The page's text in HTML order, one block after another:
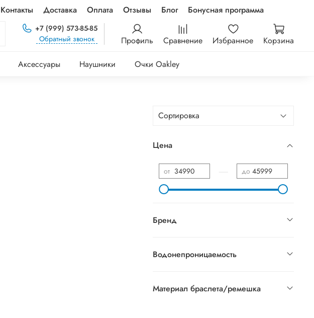
Контакты Доставка Оплата Отзывы Блог Бонусная программа
+7 (999) 573-85-85
Обратный звонок
Профиль Сравнение Избранное Корзина
Аксессуары Наушники Очки Oakley
Цена
от до
Бренд
Водонепроницаемость
Материал браслета/ремешка